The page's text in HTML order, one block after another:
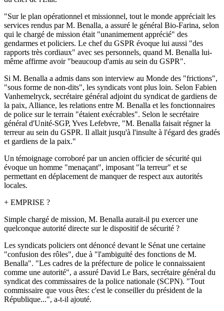
"Sur le plan opérationnel et missionnel, tout le monde appréciait les
services rendus par M. Benalla, a assuré le général Bio-Farina, selon
qui le chargé de mission était "unanimement apprécié" des
gendarmes et policiers. Le chef du GSPR évoque lui aussi "des
rapports très cordiaux" avec ses personnels, quand M. Benalla lui-
même affirme avoir "beaucoup d'amis au sein du GSPR".
Si M. Benalla a admis dans son interview au Monde des "frictions",
"sous forme de non-dits", les syndicats vont plus loin. Selon Fabien
Vanhemelryck, secrétaire général adjoint du syndicat de gardiens de
la paix, Alliance, les relations entre M. Benalla et les fonctionnaires
de police sur le terrain "étaient exécrables". Selon le secrétaire
général d'Unité-SGP, Yves Lefebvre, "M. Benalla faisait régner la
terreur au sein du GSPR. Il allait jusqu'à l'insulte à l'égard des gradés
et gardiens de la paix."
Un témoignage corroboré par un ancien officier de sécurité qui
évoque un homme "menaçant", imposant "la terreur" et se
permettant en déplacement de manquer de respect aux autorités
locales.
+ EMPRISE ?
Simple chargé de mission, M. Benalla aurait-il pu exercer une
quelconque autorité directe sur le dispositif de sécurité ?
Les syndicats policiers ont dénoncé devant le Sénat une certaine
"confusion des rôles", due à "l'ambiguïté des fonctions de M.
Benalla". "Les cadres de la préfecture de police le connaissaient
comme une autorité", a assuré David Le Bars, secrétaire général du
syndicat des commissaires de la police nationale (SCPN). "Tout
commissaire que vous êtes: c'est le conseiller du président de la
République...", a-t-il ajouté.